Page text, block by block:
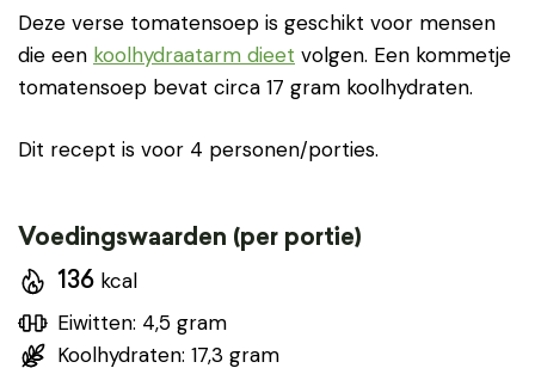
Deze verse tomatensoep is geschikt voor mensen
die een koolhydraatarm dieet volgen. Een kommetje
tomatensoep bevat circa 17 gram koolhydraten.
Dit recept is voor 4 personen/porties.
Voedingswaarden (per portie)
136 kcal
Eiwitten: 4,5 gram
Koolhydraten: 17,3 gram